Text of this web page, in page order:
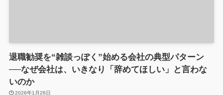
退職勧奨を“雑談っぽく”始める会社の典型パターン
──なぜ会社は、いきなり「辞めてほしい」と言わな
いのか
2026年1月26日